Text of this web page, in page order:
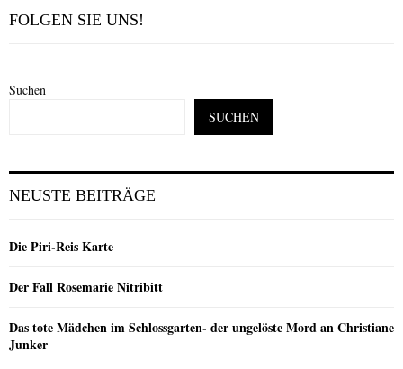
FOLGEN SIE UNS!
Suchen
SUCHEN
NEUSTE BEITRÄGE
Die Piri-Reis Karte
Der Fall Rosemarie Nitribitt
Das tote Mädchen im Schlossgarten- der ungelöste Mord an Christiane
Junker